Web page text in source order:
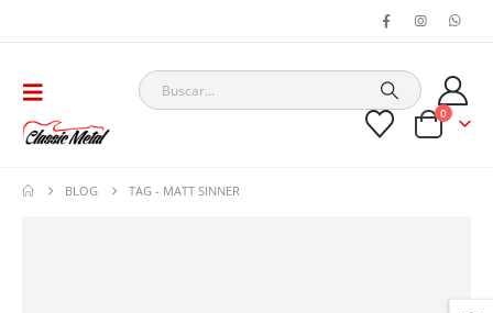
0
BLOG TAG - MATT SINNER